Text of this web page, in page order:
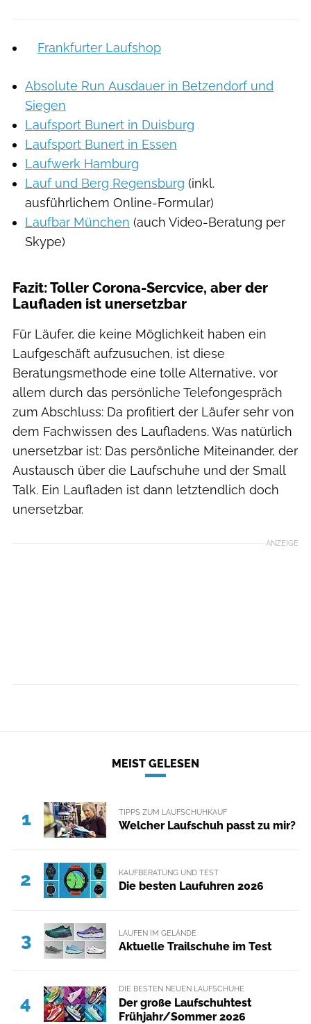
Frankfurter Laufshop
Absolute Run Ausdauer in Betzendorf und
Siegen
Laufsport Bunert in Duisburg
Laufsport Bunert in Essen
Laufwerk Hamburg
Lauf und Berg Regensburg (inkl.
ausführlichem Online-Formular)
Laufbar München (auch Video-Beratung per
Skype)
Fazit: Toller Corona-Sercvice, aber der
Laufladen ist unersetzbar
Für Läufer, die keine Möglichkeit haben ein
Laufgeschäft aufzusuchen, ist diese
Beratungsmethode eine tolle Alternative, vor
allem durch das persönliche Telefongespräch
zum Abschluss: Da profitiert der Läufer sehr von
dem Fachwissen des Laufladens. Was natürlich
unersetzbar ist: Das persönliche Miteinander, der
Austausch über die Laufschuhe und der Small
Talk. Ein Laufladen ist dann letztendlich doch
unersetzbar.
ANZEIGE
MEIST GELESEN
1 TIPPS ZUM LAUFSCHUHKAUF
Welcher Laufschuh passt zu mir?
2 KAUFBERATUNG UND TEST
Die besten Laufuhren 2026
3 LAUFEN IM GELÄNDE
Aktuelle Trailschuhe im Test
4
DIE BESTEN NEUEN LAUFSCHUHE
Der große Laufschuhtest
Frühjahr/Sommer 2026